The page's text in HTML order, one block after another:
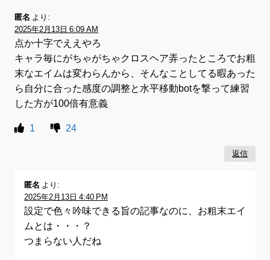
匿名 より:
2025年2月13日 6:09 AM
点か十字でええやろ
キャラ毎にがちゃがちゃクロスヘア弄ったところでお粗
末なエイムは変わらんから、そんなことしてる暇あった
ら自分に合った感度の調整と水平移動botを撃って練習
した方が100倍有意義
1 24
返信
匿名 より:
2025年2月13日 4:40 PM
設定で色々吟味できる旨の記事なのに、お粗末エイ
ムとは・・・？
つまらない人だね